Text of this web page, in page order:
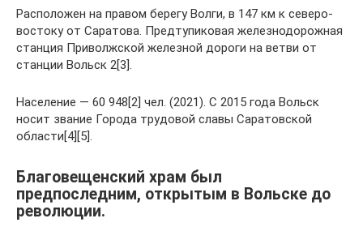
Расположен на правом берегу Волги, в 147 км к северо-
востоку от Саратова. Предтупиковая железнодорожная
станция Приволжской железной дороги на ветви от
станции Вольск 2[3].
Население — 60 948[2] чел. (2021). С 2015 года Вольск
носит звание Города трудовой славы Саратовской
области[4][5].
Благовещенский храм был
предпоследним, открытым в Вольске до
революции.